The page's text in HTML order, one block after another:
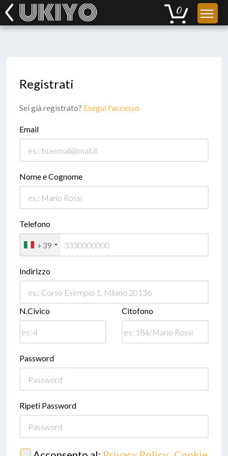
Registrati
Sei già registrato? Esegui l'accesso
Email
Nome e Cognome
Telefono
+39
Indirizzo
N.Civico Citofono
Password
Ripeti Password